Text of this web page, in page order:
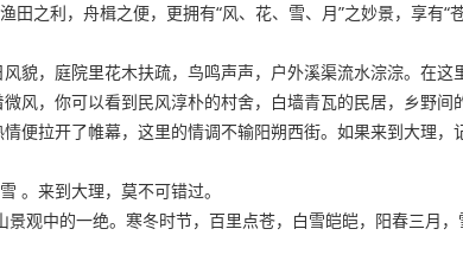
之利，舟楫之便，更拥有“风、花、雪、月”之妙景，享有“
貌，庭院里花木扶疏，鸟鸣声声，户外溪渠流水淙淙。在这
风，你可以看到民风淳朴的村舍，白墙青瓦的民居，乡野间
便拉开了帷幕，这里的情调不输阳朔西街。如果来到大理，
。来到大理，莫不可错过。
观中的一绝。寒冬时节，百里点苍，白雪皑皑，阳春三月